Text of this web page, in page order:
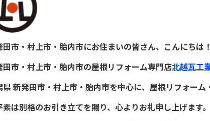
田市・村上市・胎内市にお住まいの皆さん、こんにちは！
田市・村上市・胎内市の屋根リフォーム専門店北越瓦工
県 新発田市・村上市・胎内市を中心に、屋根リフォーム
は別格のお引き立てを賜り、心よりお礼申し上げます。